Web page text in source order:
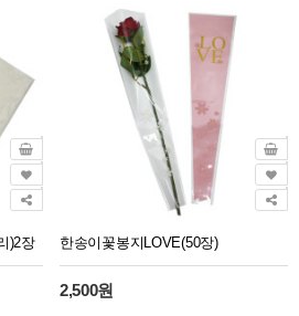
)2장 한송이꽃봉지LOVE(50장)
2,500원